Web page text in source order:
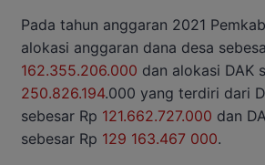
Pada tahun anggaran 2021
alokasi anggaran dana desa
162.355.206.000 dan alokasi DAK
250.826.194.000 yang terdiri dari
sebesar Rp 121.662.727.000 dan
sebesar Rp 129 163.467 000.